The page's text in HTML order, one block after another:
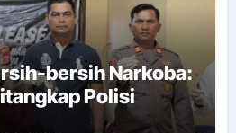
bersih Narkoba:
Polisi